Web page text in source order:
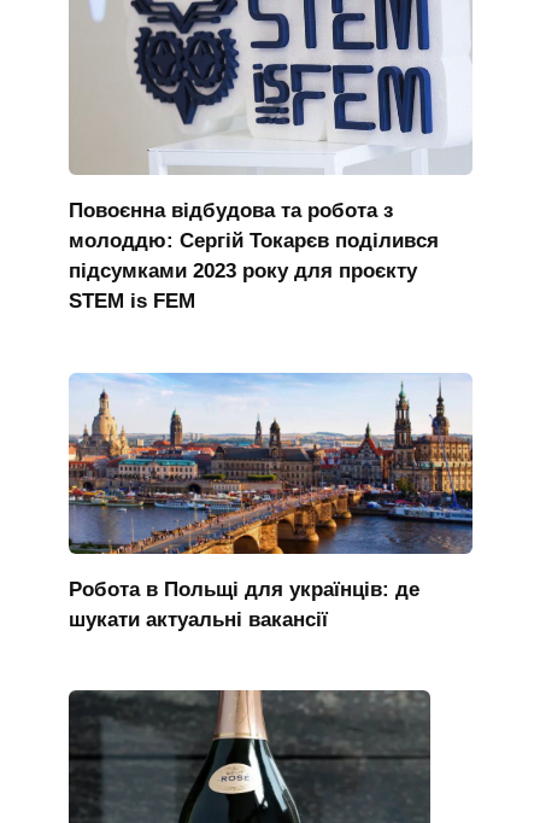
Повоєнна відбудова та робота з
молоддю: Сергій Токарєв поділився
підсумками 2023 року для проєкту
STEM is FEM
Робота в Польщі для українців: де
шукати актуальні вакансії